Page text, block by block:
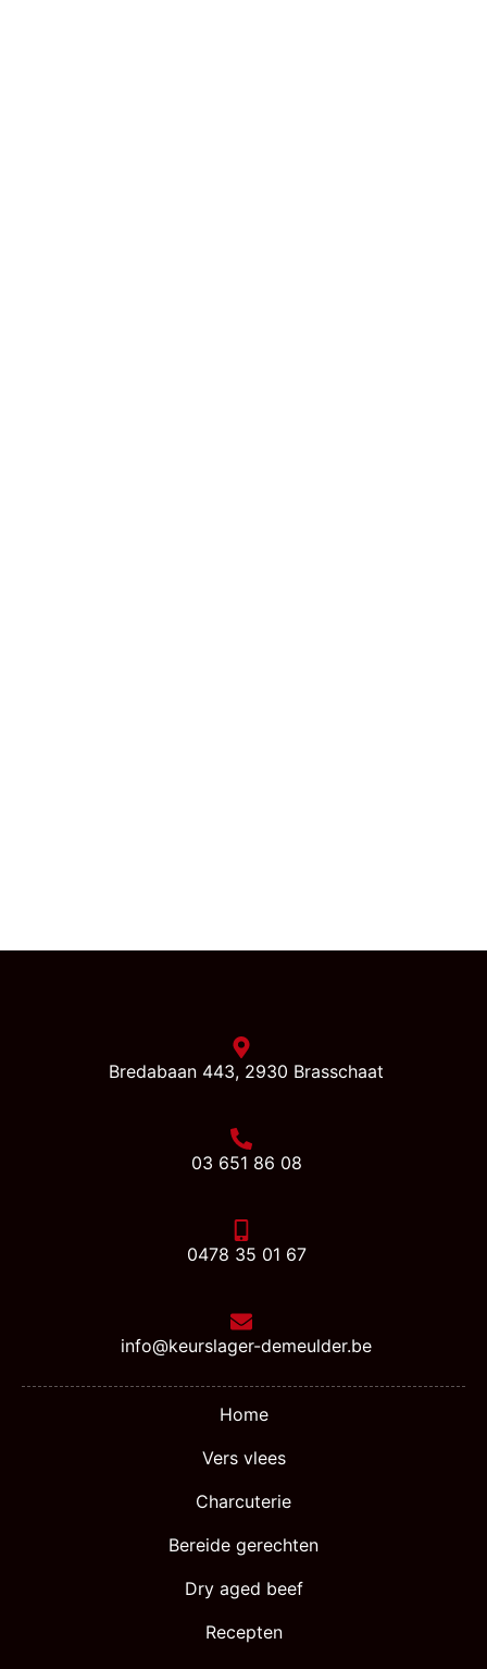
Bredabaan 443, 2930 Brasschaat
03 651 86 08
0478 35 01 67
info@keurslager-demeulder.be
Home
Vers vlees
Charcuterie
Bereide gerechten
Dry aged beef
Recepten